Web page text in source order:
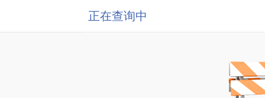
正在查询中